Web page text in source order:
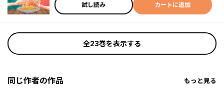
試し読み カートに追加
全23巻を表示する
同じ作者の作品 もっと見る